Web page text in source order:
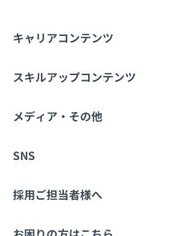
キャリアコンテンツ
転職・キャリア
スキルアップコンテンツ
学習
メディア・その他
Tech Team Journal
SNS
X
採用ご担当者様へ
採用・教育をお考えの企業様へ